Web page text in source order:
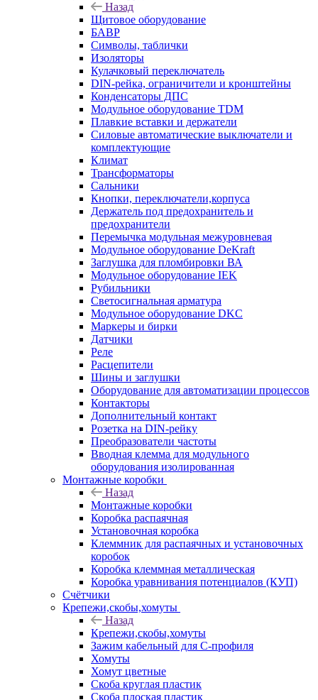
Назад
Щитовое оборудование
БАВР
Символы, таблички
Изоляторы
Кулачковый переключатель
DIN-рейка, ограничители и кронштейны
Конденсаторы ДПС
Модульное оборудование TDM
Плавкие вставки и держатели
Силовые автоматические выключатели и
комплектующие
Климат
Трансформаторы
Сальники
Кнопки, переключатели,корпуса
Держатель под предохранитель и
предохранители
Перемычка модульная межуровневая
Модульное оборудование DeKraft
Заглушка для пломбировки ВА
Модульное оборудование IEK
Рубильники
Светосигнальная арматура
Модульное оборудование DKC
Маркеры и бирки
Датчики
Реле
Расцепители
Шины и заглушки
Оборудование для автоматизации процессов
Контакторы
Дополнительный контакт
Розетка на DIN-рейку
Преобразователи частоты
Вводная клемма для модульного
оборудования изолированная
Монтажные коробки
Назад
Монтажные коробки
Коробка распаячная
Установочная коробка
Клеммник для распаячных и установочных
коробок
Коробка клеммная металлическая
Коробка уравнивания потенциалов (КУП)
Счётчики
Крепежи,скобы,хомуты
Назад
Крепежи,скобы,хомуты
Зажим кабельный для С-профиля
Хомуты
Хомут цветные
Скоба круглая пластик
Скоба плоская пластик